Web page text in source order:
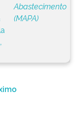
Abastecimento
(MAPA)